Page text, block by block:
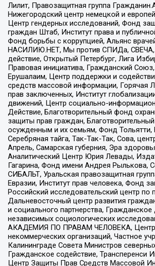
Лилит, Правозащитная группа
Нижегородский центр немецкой и
Центр гендерных исследований, Фонд
граждан Штаб, Институт права и
Фонд борьбы с коррупцией, Альянс
НАСИЛИЮ.НЕТ, Мы против СПИДа, СВЕЧА,
действие, Открытый Петербург, Лига
Правовая инициатива, Гражданский
Ерушалаим, Центр поддержки и
средств массовой информации, Горячая
прав заключенных, Институт
движений, Центр социально-
Действие, Благотворительный фонд
защиты прав граждан,
осужденным и их семьям, Фонд Тольятти,
Серебряная тайга, Так-Так-Так, Сова,
Апрель, Самарская губерния, Эра
Аналитический Центр Юрия Левады,
Гагарина, Фонд имени Андрея Рылькова,
СИБАЛЬТ, Уральская правозащитная
Евразии, Институт прав человека, Фонд
Российский исследовательский центр по
Дальневосточный центр развития
и социального партнерства, Гражданское
независимых социологических
АКАДЕМИЯ ПО ПРАВАМ ЧЕЛОВЕКА, Центр
некоммерческих организаций, Частное
Калининграде Совета Министров
Гражданское содействие, Трансперенси
Центр Защиты Прав Средств Массовой